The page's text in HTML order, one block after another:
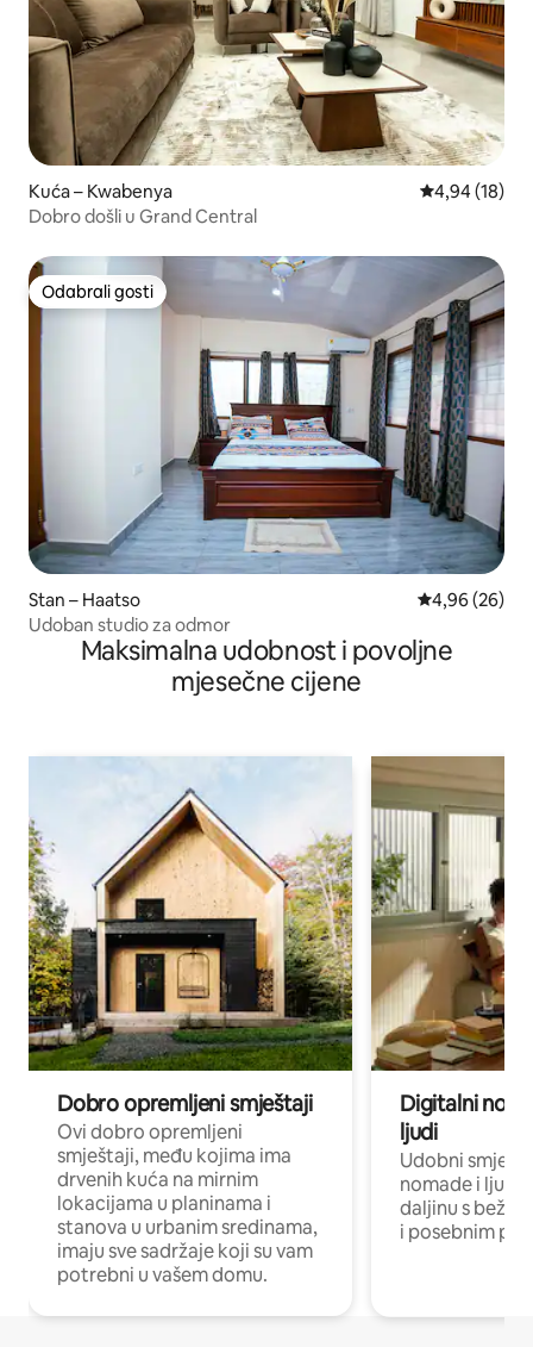
Kuća – Kwabenya Prosječna
4,94 (18)
Dobro došli u Grand Central
Odabrali gosti
Odabrali gosti
Stan – Haatso Prosječna
4,96 (26)
Udoban studio za odmor
Maksimalna udobnost i povoljne
mjesečne cijene
Dobro opremljeni smještaji
Ovi dobro opremljeni
smještaji, među kojima ima
drvenih kuća na mirnim
lokacijama u planinama i
stanova u urbanim sredinama,
imaju sve sadržaje koji su vam
potrebni u vašem domu.
Digitalni
ljudi
Udobni
nomade i ljude
daljinu s
i posebnim